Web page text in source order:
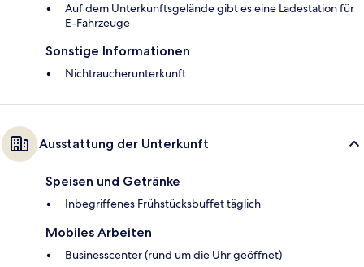
Auf dem Unterkunftsgelände gibt es eine Ladestation für
E-Fahrzeuge
Sonstige Informationen
Nichtraucherunterkunft
Ausstattung der Unterkunft
Speisen und Getränke
Inbegriffenes Frühstücksbuffet täglich
Mobiles Arbeiten
Businesscenter (rund um die Uhr geöffnet)